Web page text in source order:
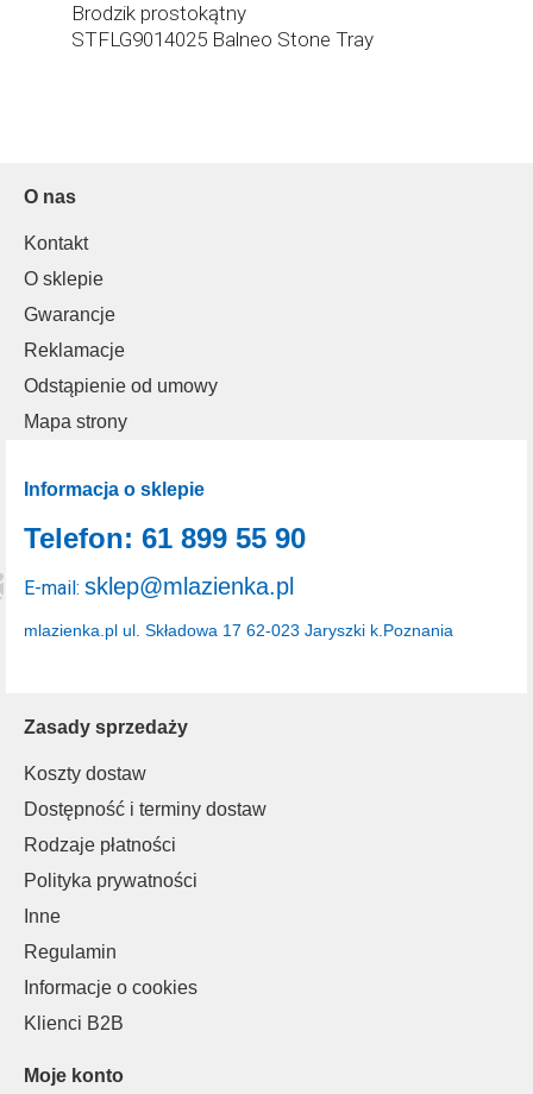
Brodzik prostokątny
STFLG9014025 Balneo Stone Tray
O nas
Kontakt
O sklepie
Gwarancje
Reklamacje
Odstąpienie od umowy
Mapa strony
Zasady sprzedaży
Koszty dostaw
Dostępność i terminy dostaw
Rodzaje płatności
Polityka prywatności
Inne
Regulamin
Informacje o cookies
Klienci B2B
Moje konto
Informacja o sklepie
mlazienka.pl ul. Składowa 17 62-023 Jaryszki k.Poznania
Telefon: 61 899 55 90
E-mail: sklep@mlazienka.pl